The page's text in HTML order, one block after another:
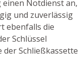
einen Notdienst an,
und zuverlässig
ebenfalls die
Schlüssel
Schließkassette